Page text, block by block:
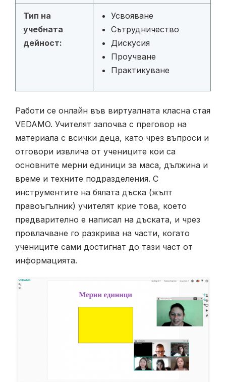
Тип на
учебната
дейност:
Усвояване
Сътрудничество
Дискусия
Проучване
Практикуване
Работи се онлайн във виртуалната класна стая
VEDAMO. Учителят започва с преговор на
материала с всички деца, като чрез въпроси и
отговори извлича от учениците кои са
основните мерни единици за маса, дължина и
време и техните подразделения. С
инструментите на бялата дъска (жълт
правоъгълник) учителят крие това, което
предварително е написал на дъската, и чрез
провлачване го разкрива на части, когато
учениците сами достигнат до тази част от
информацията.